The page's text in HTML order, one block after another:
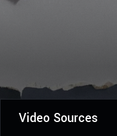
Video Sources